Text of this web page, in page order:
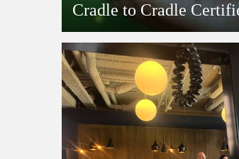
Cradle to Cradle